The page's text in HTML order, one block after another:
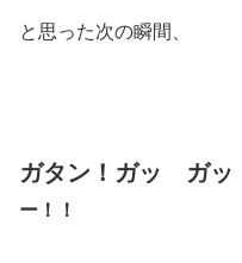
と思った次の瞬間、
ガタン！ガッ ガッ
ー！！